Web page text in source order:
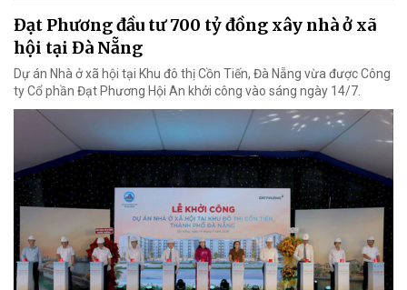
Đạt Phương đầu tư 700 tỷ đồng xây nhà ở xã
hội tại Đà Nẵng
Dự án Nhà ở xã hội tại Khu đô thị Cồn Tiến, Đà Nẵng vừa được Công
ty Cổ phần Đạt Phương Hội An khởi công vào sáng ngày 14/7.